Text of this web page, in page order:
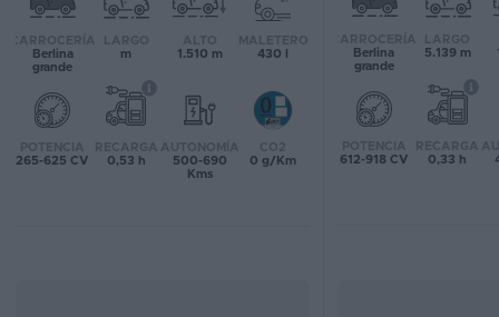
compra
Comparador
Favoritos
Concesionarios
CARROCERÍA
Berlina
grande
LARGO
m
ALTO
1.510 m
MALETERO
430 l
POTENCIA
265-625 CV
RECARGA
0,53 h
AUTONOMÍA
500-690
Kms
CO2
0 g/Km
CARROCERÍA
Berlina
grande
LARGO
5.139 m
POTENCIA
612-918 CV
RECARGA
0,33 h